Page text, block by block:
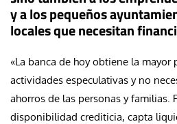
y a los pequeños
locales que necesitan
«La banca de hoy obtiene la mayor
actividades especulativas y no
ahorros de las personas y familias.
disponibilidad crediticia, capta